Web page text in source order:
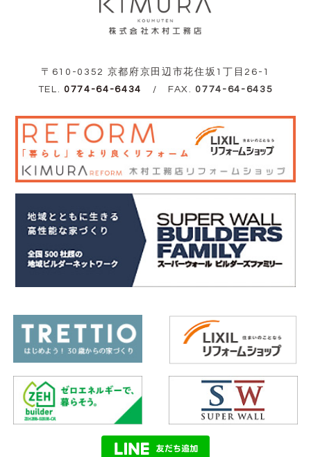
〒610-0352 京都府京田辺市花住坂1丁目26-1
TEL. 0774-64-6434 / FAX. 0774-64-6435